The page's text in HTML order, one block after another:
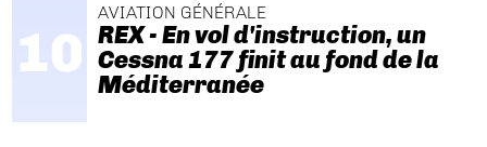
AVIATION GÉNÉRALE
REX - En vol d'instruction, un
Cessna 177 finit au fond de la
Méditerranée